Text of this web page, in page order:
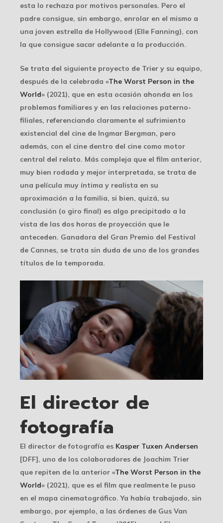
esta lo rechaza por motivos personales. Pero el
padre consigue, sin embargo, enrolar en el mismo a
una joven estrella de Hollywood (Elle Fanning), con
la que consigue sacar adelante a la producción.
Se trata del siguiente proyecto de Trier y su equipo,
después de la celebrada «The Worst Person in the
World» (2021), que en esta ocasión ahonda en los
problemas familiares y en las relaciones paterno-
filiales, referenciando claramente el sufrimiento
existencial del cine de Ingmar Bergman, pero
además, con el cine dentro del cine como motor
central del relato. Más compleja que el film anterior,
muy bien rodada y mejor interpretada, se trata de
una película muy íntima y realista en su
aproximación a la familia, si bien, quizá, su
conclusión (o giro final) es algo precipitado a la
vista de las dos horas de proyección que le
anteceden. Ganadora del Gran Premio del Festival
de Cannes, se trata sin duda de uno de los grandes
títulos de la temporada.
El director de
fotografía
El director de fotografía es Kasper Tuxen Andersen
[DFF], uno de los colaboradores de Joachim Trier
que repiten de la anterior «The Worst Person in the
World» (2021), que es el film que realmente le puso
en el mapa cinematográfico. Ya había trabajado, sin
embargo, por ejemplo, a las órdenes de Gus Van